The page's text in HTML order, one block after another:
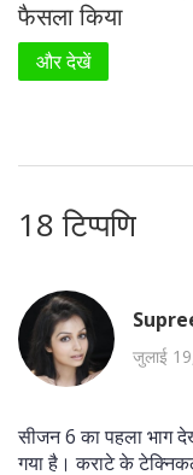
फैसला किया
और देखें
18 टिप्पणि
जुलाई
सीजन 6 का पहला
गया है। कराटे के